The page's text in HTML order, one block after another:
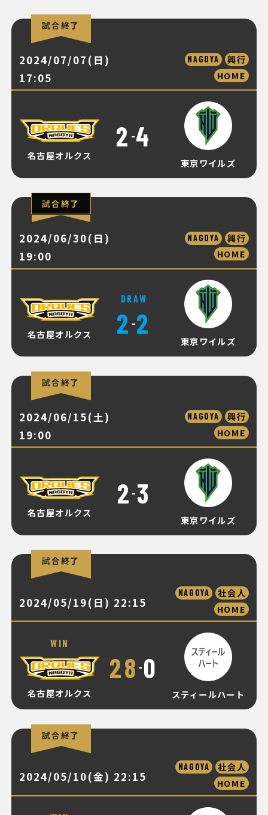
試合終了
2024/07/07(日)
17:05
NAGOYA
興行
HOME
名古屋オルクス
2 -4
東京ワイルズ
試合終了
2024/06/30(日)
19:00
NAGOYA
興行
HOME
名古屋オルクス
DRAW
2 -2
東京ワイルズ
試合終了
2024/06/15(土)
19:00
NAGOYA
興行
HOME
名古屋オルクス
2 - 3
東京ワイルズ
試合終了
2024/05/19(日) 22:15
NAGOYA
社会人
HOME
WIN
名古屋オルクス
28 - 0
スティールハート
試合終了
2024/05/10(金) 22:15
NAGOYA
社会人
HOME